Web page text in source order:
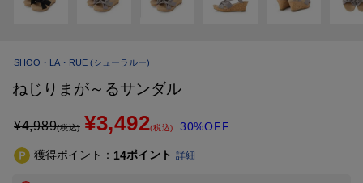
SHOO・LA・RUE (シューラルー)
ねじりまが～るサンダル
¥4,989(税込) ¥3,492(税込) 30%OFF
獲得ポイント： 14ポイント 詳細